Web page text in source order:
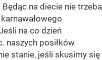
na diecie nie trzeba
na co dzień
naszych posiłków
stanie, jeśli skusimy się